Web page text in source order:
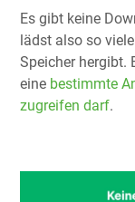
Es gibt keine
lädst also so
Speicher hergibt.
eine bestimmte
zugreifen darf.